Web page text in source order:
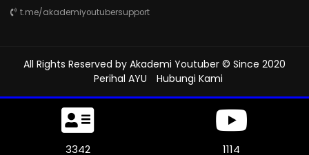
t.me/akademiyoutubersupport
All Rights Reserved by Akademi Youtuber © Since 2020
Perihal AYU
Hubungi Kami
3825 1275